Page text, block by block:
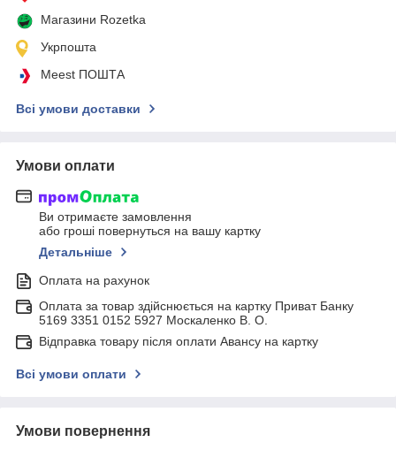
Магазини Rozetka
Укрпошта
Meest ПОШТА
Всі умови доставки
Умови оплати
Ви отримаєте замовлення
або гроші повернуться на вашу картку
Детальніше
Оплата на рахунок
Оплата за товар здійснюється на картку Приват Банку
5169 3351 0152 5927 Москаленко В. О.
Відправка товару після оплати Авансу на картку
Всі умови оплати
Умови повернення